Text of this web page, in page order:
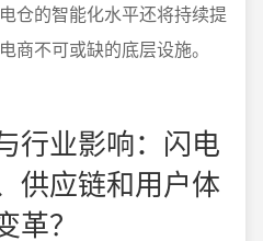
仓的智能化水平还将持续提
商不可或缺的底层设施。
行业影响：闪电
供应链和用户体
革？